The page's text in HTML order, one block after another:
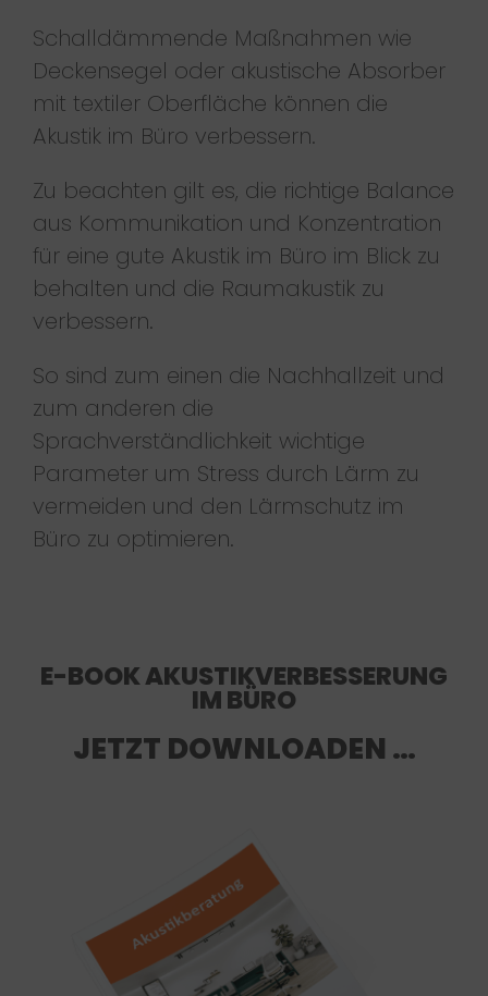
Schalldämmende Maßnahmen wie
Deckensegel oder akustische Absorber
mit textiler Oberfläche können die
Akustik im Büro verbessern.
Zu beachten gilt es, die richtige Balance
aus Kommunikation und Konzentration
für eine gute Akustik im Büro im Blick zu
behalten und die Raumakustik zu
verbessern.
So sind zum einen die Nachhallzeit und
zum anderen die
Sprachverständlichkeit wichtige
Parameter um Stress durch Lärm zu
vermeiden und den Lärmschutz im
Büro zu optimieren.
E-BOOK AKUSTIKVERBESSERUNG
IM BÜRO
JETZT DOWNLOADEN …